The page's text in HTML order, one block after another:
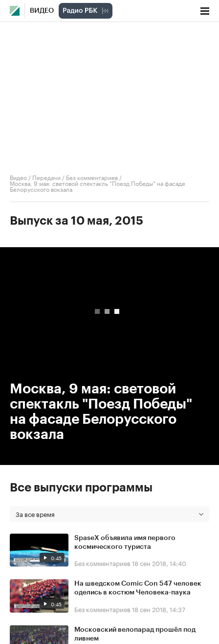
ВИДЕО
Видео / Передачи / Без комментариев /
Москва, 9 мая: световой спектакль "Поезд Победы" на фасаде
Белорусского вокзала
Выпуск за 10 мая, 2015
Москва, 9 мая: световой
спектакль "Поезд Победы"
на фасаде Белорусского
вокзала
Все выпуски программы
За все время
0:45
SpaseX объявила имя первого
космического туриста
Без комментариев 18 сен 2018, 14:40
0:45
На шведском Comic Con 547 человек
оделись в костюм Человека-паука
Без комментариев 18 сен 2018, 14:37
Московский велопарад прошёл под
ливнем